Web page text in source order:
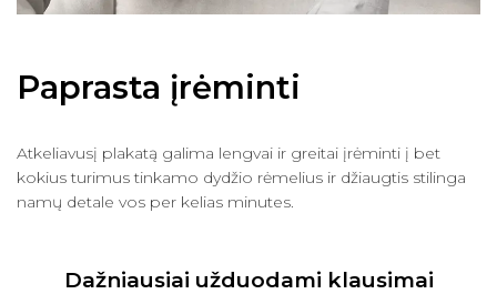
Paprasta įrėminti
Atkeliavusį plakatą galima lengvai ir greitai įrėminti į bet
kokius turimus tinkamo dydžio rėmelius ir džiaugtis stilinga
namų detale vos per kelias minutes.
Dažniausiai užduodami klausimai